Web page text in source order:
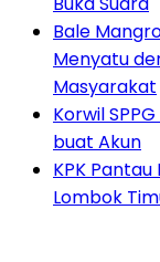
Bale
Menyatu
Masyarakat
Korwil
buat Akun
KPK
Lombok